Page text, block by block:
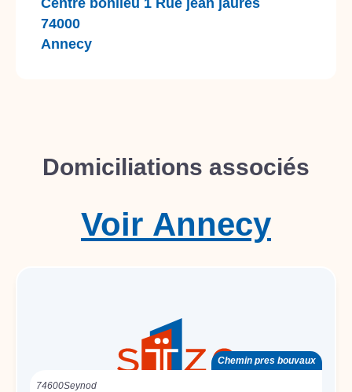
Centre bonlieu 1 Rue jean jaurès
74000
Annecy
Domiciliations associés
Annecy
Voir
Chemin pres bouvaux
74600Seynod